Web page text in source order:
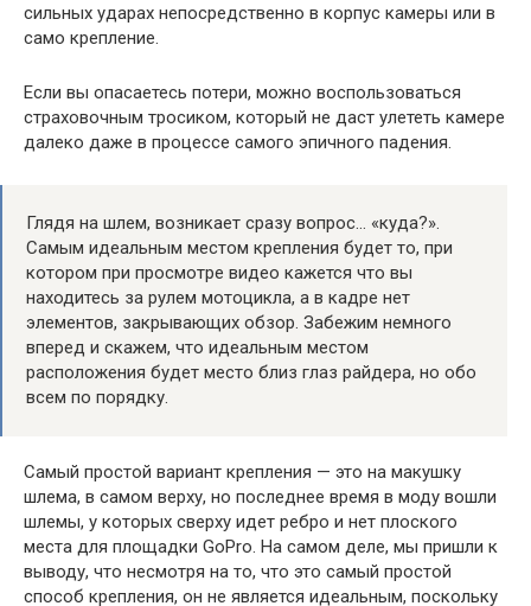
сильных ударах непосредственно в корпус камеры или в
само крепление.
Если вы опасаетесь потери, можно воспользоваться
страховочным тросиком, который не даст улететь камере
далеко даже в процессе самого эпичного падения.
Глядя на шлем, возникает сразу вопрос… «куда?».
Самым идеальным местом крепления будет то, при
котором при просмотре видео кажется что вы
находитесь за рулем мотоцикла, а в кадре нет
элементов, закрывающих обзор. Забежим немного
вперед и скажем, что идеальным местом
расположения будет место близ глаз райдера, но обо
всем по порядку.
Самый простой вариант крепления — это на макушку
шлема, в самом верху, но последнее время в моду вошли
шлемы, у которых сверху идет ребро и нет плоского
места для площадки GoPro. На самом деле, мы пришли к
выводу, что несмотря на то, что это самый простой
способ крепления, он не является идеальным, поскольку